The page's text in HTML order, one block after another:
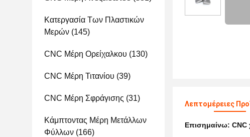
Κατεργασία Των Πλαστικών
Μερών (145)
CNC Μέρη Ορείχαλκου (130)
CNC Μέρη Τιτανίου (39)
CNC Μέρη Σφράγισης (31)
Κάμπτοντας Μέρη Μετάλλων
Φύλλων (166)
Λεπτομέρειες
Επισημαίνω: CNC